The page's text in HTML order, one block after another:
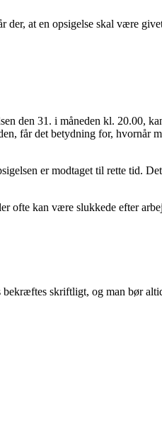
at en opsigelse skal være
den 31. i måneden kl. 20.00,
får det betydning for, hvornår
er modtaget til rette tid.
ofte kan være slukkede efter
skriftligt, og man bør